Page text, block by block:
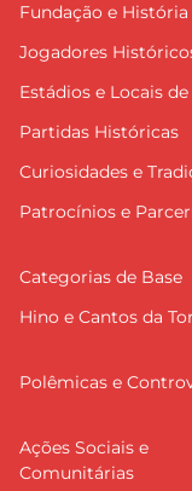
Fundação e
Jogadores
Estádios e Locais
Partidas Históricas
Curiosidades e
Patrocínios e
Categorias de Base
Hino e Cantos da
Polêmicas e
Ações Sociais e
Comunitárias